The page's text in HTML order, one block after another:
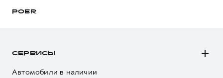
POER
СЕРВИСЫ
Автомобили в наличии